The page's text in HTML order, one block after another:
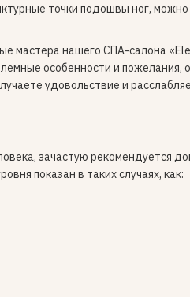
точки подошвы ног,
мастера нашего СПА-салона
особенности и пожелания,
удовольствие и
зачастую рекомендуется
показан в таких случаях, как: